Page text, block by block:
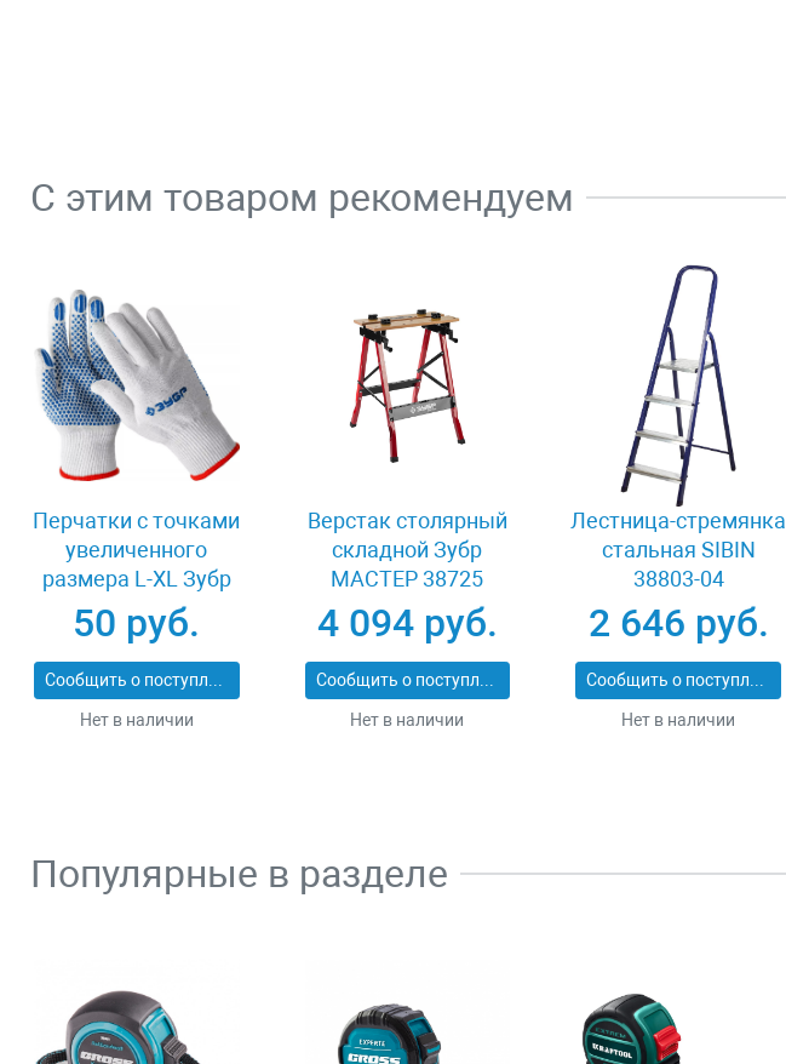
С этим товаром рекомендуем
Перчатки с точками
увеличенного
размера L-XL Зубр
ТОЧКА+ 11451-XL
50 руб.
Сообщить о поступлении
Нет в наличии
Верстак столярный
складной Зубр
МАСТЕР 38725
4 094 руб.
Сообщить о поступлении
Нет в наличии
Лестница-стремянка
стальная SIBIN
38803-04
2 646 руб.
Сообщить о поступлении
Нет в наличии
Популярные в разделе